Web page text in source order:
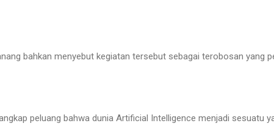
bahkan menyebut kegiatan tersebut sebagai terobosan yang
peluang bahwa dunia Artificial Intelligence menjadi sesuatu